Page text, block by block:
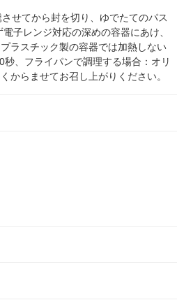
せてから封を切り、ゆでたてのパス
子レンジ対応の深めの容器にあけ、
ラスチック製の容器では加熱しない
、フライパンで調理する場合：オリ
からませてお召し上がりください。